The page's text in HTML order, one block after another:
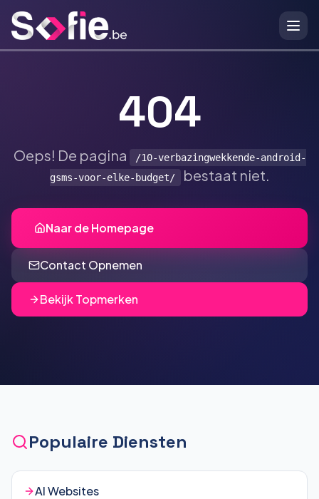
404
Oeps! De pagina
/10-verbazingwekkende-android-
gsms-voor-elke-budget/ bestaat niet.
Naar de Homepage
Contact Opnemen
Bekijk Topmerken
Populaire Diensten
AI Websites